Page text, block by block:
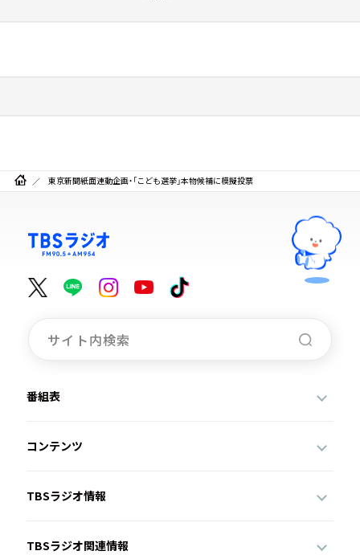
東京新聞紙面連動企画・「こども選挙」本物候補に模擬投票
番組表
コンテンツ
TBSラジオ情報
TBSラジオ関連情報